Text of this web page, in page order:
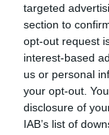
targeted
section to
opt-out request
interest-based
us or personal
your opt-out.
disclosure of
IAB’s list of